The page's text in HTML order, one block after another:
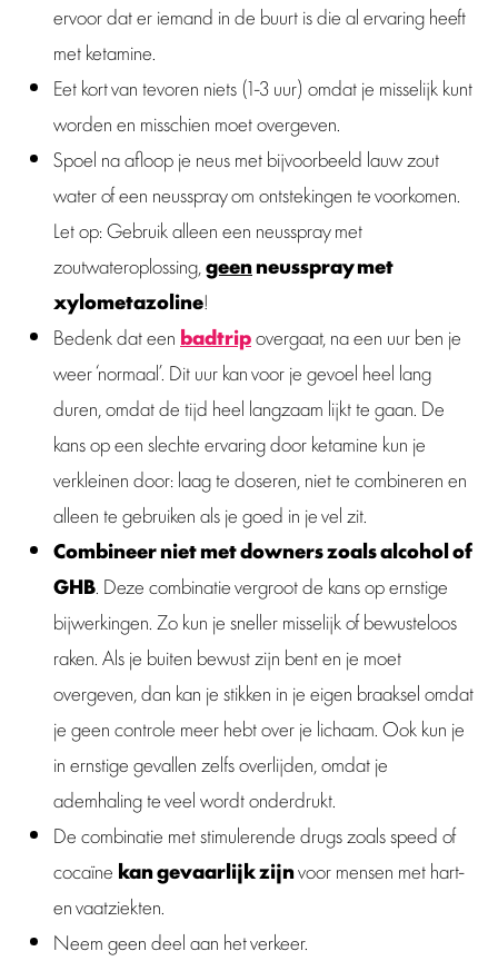
ervoor dat er iemand in de buurt is die al ervaring heeft
met ketamine.
Eet kort van tevoren niets (1-3 uur) omdat je misselijk kunt
worden en misschien moet overgeven.
Spoel na afloop je neus met bijvoorbeeld lauw zout
water of een neusspray om ontstekingen te voorkomen.
Let op: Gebruik alleen een neusspray met
zoutwateroplossing, geenneusspray met
xylometazoline!
Bedenk dat een badtripovergaat, na een uur ben je
weer ‘normaal’. Dit uur kan voor je gevoel heel lang
duren, omdat de tijd heel langzaam lijkt te gaan. De
kans op een slechte ervaring door ketamine kun je
verkleinen door: laag te doseren, niet te combineren en
alleen te gebruiken als je goed in je vel zit.
Combineer niet met downers zoals alcohol of
GHB . Deze combinatie vergroot de kans op ernstige
bijwerkingen. Zo kun je sneller misselijk of bewusteloos
raken. Als je buiten bewust zijn bent en je moet
overgeven, dan kan je stikken in je eigen braaksel omdat
je geen controle meer hebt over je lichaam. Ook kun je
in ernstige gevallen zelfs overlijden, omdat je
ademhaling te veel wordt onderdrukt.
De combinatie met stimulerende drugs zoals speed of
cocaïne kan gevaarlijk zijnvoor mensen met hart-
en vaatziekten.
Neem geen deel aan het verkeer.